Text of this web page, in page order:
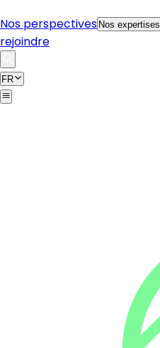
Nos perspectives Nos expertises
rejoindre
FR